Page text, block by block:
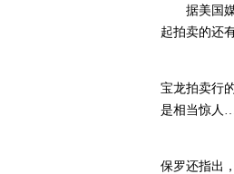
据美国
起拍卖的还
宝龙拍卖行
是相当惊人
保罗还指出